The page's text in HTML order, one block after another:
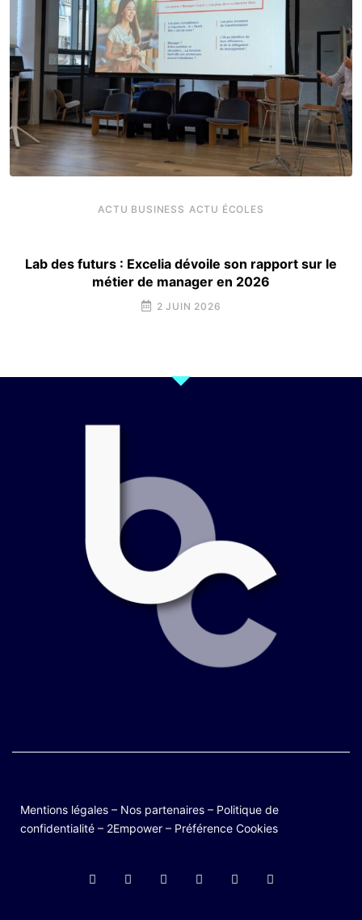
ACTU BUSINESS ACTU ÉCOLES
Lab des futurs : Excelia dévoile son rapport sur le
métier de manager en 2026
2 JUIN 2026
Mentions légales – Nos partenaires – Politique de
confidentialité – 2Empower – Préférence Cookies